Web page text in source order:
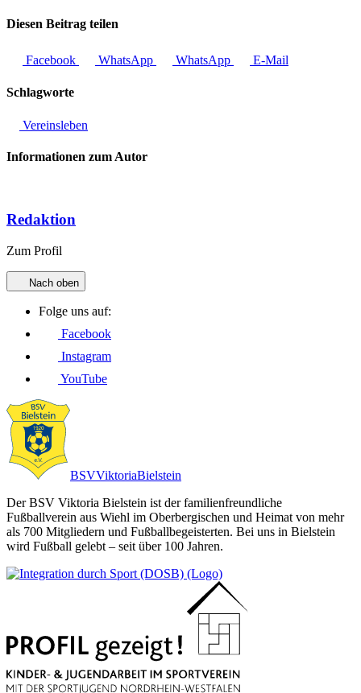
Diesen Beitrag teilen
Facebook WhatsApp WhatsApp E-Mail
Schlagworte
Vereinsleben
Informationen zum Autor
Redaktion
Zum Profil
Nach oben
Folge uns auf:
Facebook
Instagram
YouTube
BSVViktoriaBielstein
Der BSV Viktoria Bielstein ist der familienfreundliche
Fußballverein aus Wiehl im Oberbergischen und Heimat von mehr
als 700 Mitgliedern und Fußballbegeisterten. Bei uns in Bielstein
wird Fußball gelebt – seit über 100 Jahren.